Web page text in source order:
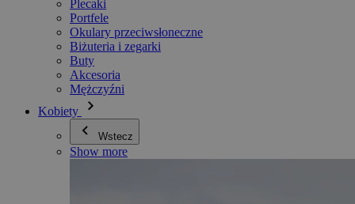
Plecaki
Portfele
Okulary przeciwsłoneczne
Biżuteria i zegarki
Buty
Akcesoria
Mężczyźni
Kobiety
Wstecz
Show more